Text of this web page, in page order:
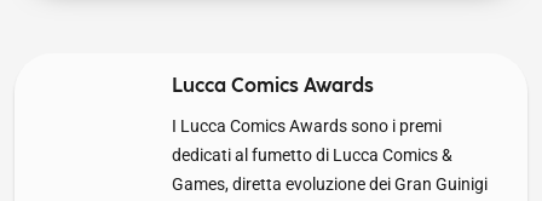
Lucca Comics Awards
I Lucca Comics Awards sono i premi
dedicati al fumetto di Lucca Comics &
Games, diretta evoluzione dei Gran Guinigi